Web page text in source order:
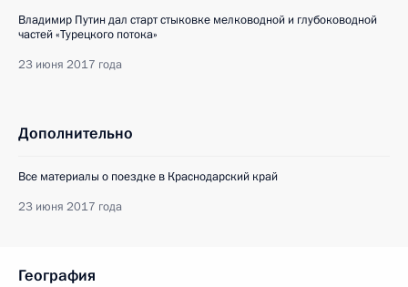
Владимир Путин дал старт стыковке мелководной и глубоководной
частей «Турецкого потока»
23 июня 2017 года
Дополнительно
Все материалы о поездке в Краснодарский край
23 июня 2017 года
География